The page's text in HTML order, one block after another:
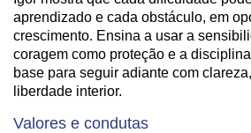
aprendizado e cada obstáculo, em
crescimento. Ensina a usar a
coragem como proteção e a
base para seguir adiante com
liberdade interior.
Valores e condutas